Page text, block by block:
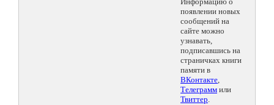
появлении новых
сообщений на
сайте можно
узнавать,
подписавшись на
страничках книги
памяти в
ВКонтакте,
Телеграмм или
Твиттер.